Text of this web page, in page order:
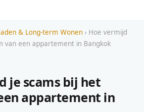
& Long-term Wonen › Hoe vermijd
van een appartement in Bangkok
je scams bij het
appartement in